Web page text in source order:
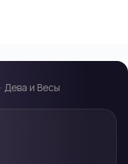
· Дева и Весы